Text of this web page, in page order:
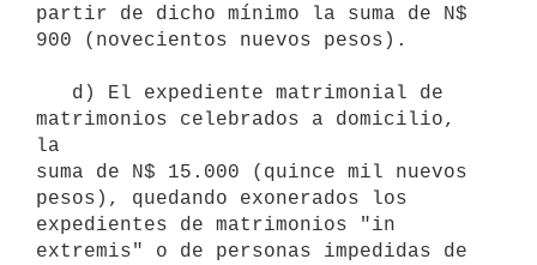
partir de dicho mínimo la suma de N$
900 (novecientos nuevos pesos).
matrimonios celebrados a domicilio,
la
suma de N$ 15.000 (quince mil nuevos
pesos), quedando exonerados los
expedientes de matrimonios "in
extremis" o de personas impedidas de